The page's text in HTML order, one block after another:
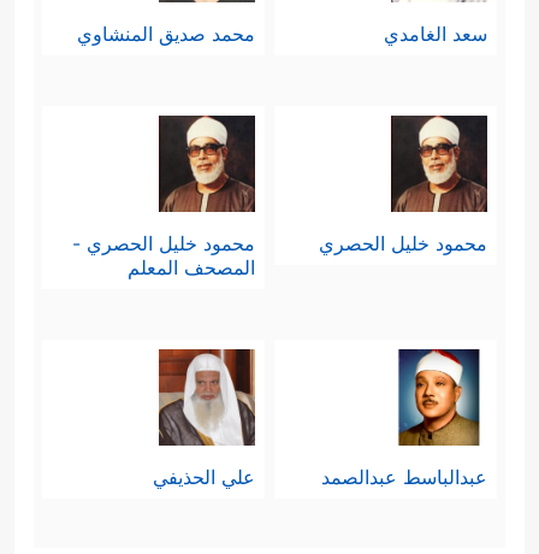
سعد الغامدي محمد صديق المنشاوي
محمود خليل الحصري
محمود خليل الحصري -
المصحف المعلم
عبدالباسط عبدالصمد علي الحذيفي